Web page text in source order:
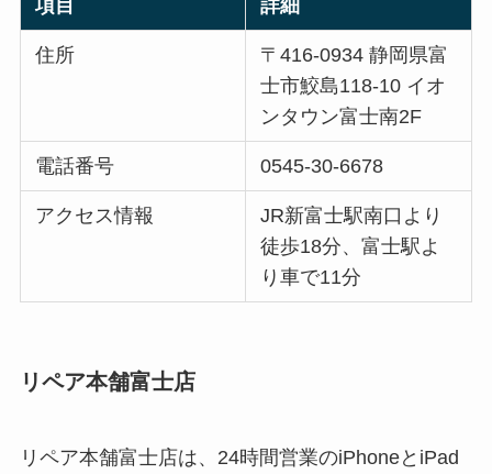
項目 詳細
住所
〒416-0934 静岡県富
士市鮫島118-10 イオ
ンタウン富士南2F
電話番号 0545-30-6678
アクセス情報
JR新富士駅南口より
徒歩18分、富士駅よ
り車で11分
リペア本舗富士店
リペア本舗富士店は、24時間営業のiPhoneとiPad